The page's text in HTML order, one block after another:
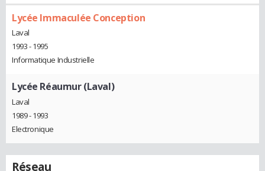
Lycée Immaculée Conception
Laval
1993 - 1995
Informatique Industrielle
Lycée Réaumur (Laval)
Laval
1989 - 1993
Electronique
Réseau